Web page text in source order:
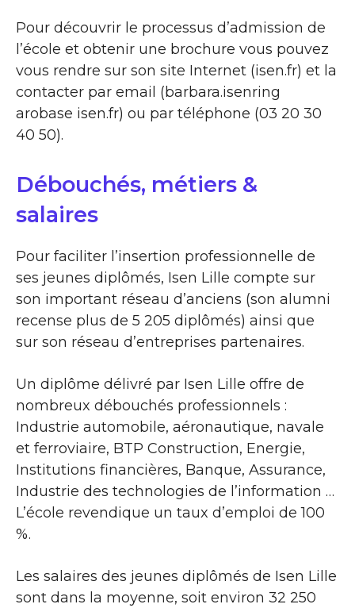
Pour découvrir le processus d’admission de
l’école et obtenir une brochure vous pouvez
vous rendre sur son site Internet (isen.fr) et la
contacter par email (barbara.isenring
arobase isen.fr) ou par téléphone (03 20 30
40 50).
Débouchés, métiers &
salaires
Pour faciliter l’insertion professionnelle de
ses jeunes diplômés, Isen Lille compte sur
son important réseau d’anciens (son alumni
recense plus de 5 205 diplômés) ainsi que
sur son réseau d’entreprises partenaires.
Un diplôme délivré par Isen Lille offre de
nombreux débouchés professionnels :
Industrie automobile, aéronautique, navale
et ferroviaire, BTP Construction, Energie,
Institutions financières, Banque, Assurance,
Industrie des technologies de l’information …
L’école revendique un taux d’emploi de 100
%.
Les salaires des jeunes diplômés de Isen Lille
sont dans la moyenne, soit environ 32 250